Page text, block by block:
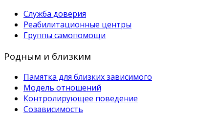
Служба доверия
Реабилитационные центры
Группы самопомощи
Родным и близким
Памятка для близких зависимого
Модель отношений
Контролирующее поведение
Созависимость